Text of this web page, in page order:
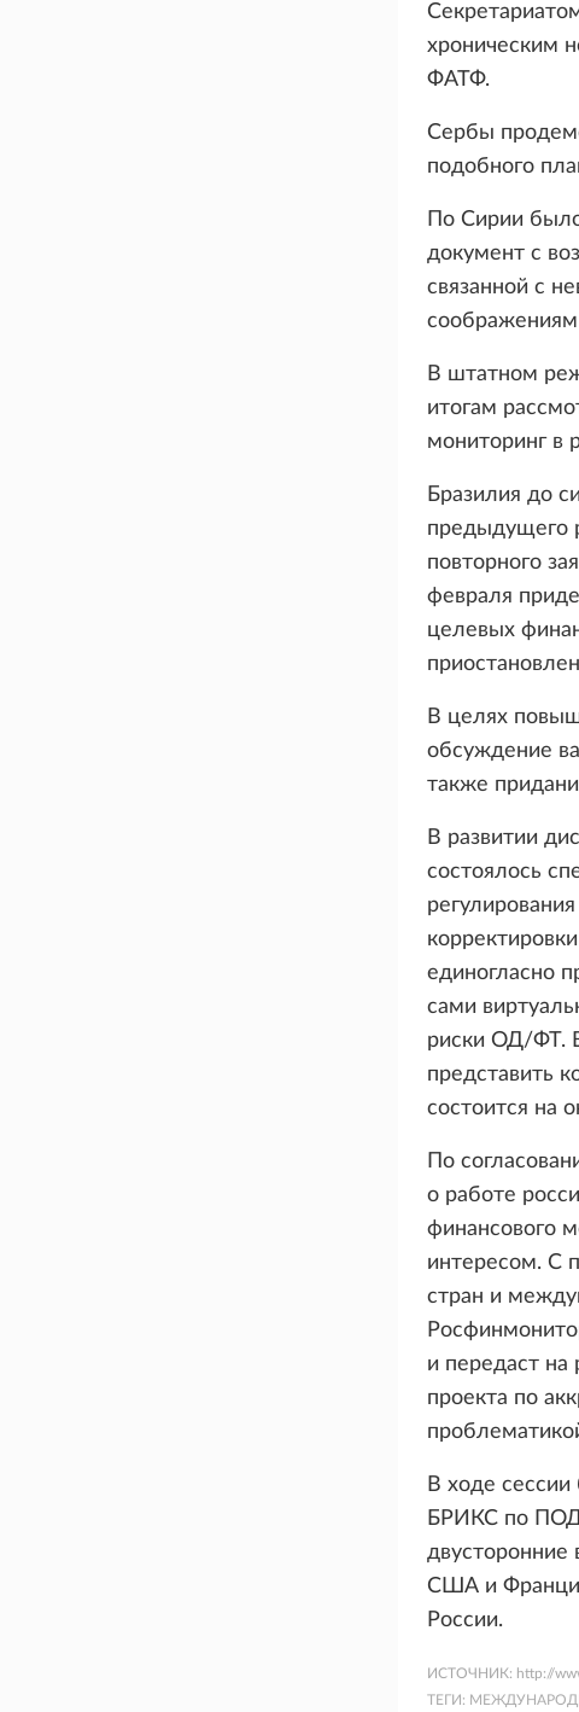
хроническим
ФАТФ.
Сербы
подобного
По Сирии
документ с
связанной с
соображениям
В штатном
итогам
мониторинг
Бразилия до
предыдущего
повторного
февраля
целевых
В целях
обсуждение
также
В развитии
состоялось
единогласно
сами
риски ОД/ФТ.
представить
состоится на
По
о работе
финансового
интересом. С
стран и
и передаст на
проекта по
В ходе
БРИКС по
двусторонние
США и
России.
ИСТОЧНИК: http://
ТЕГИ: